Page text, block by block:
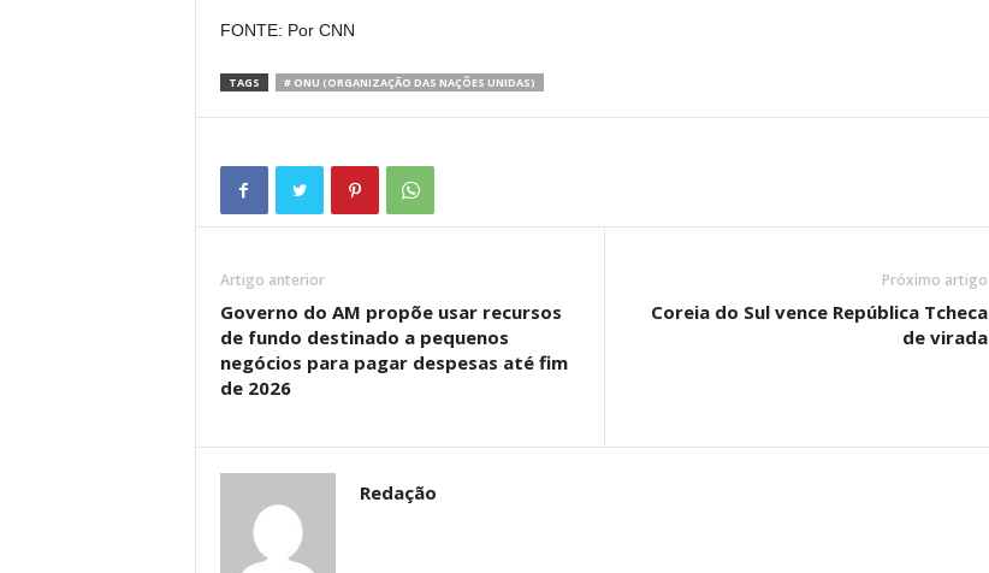
FONTE: Por CNN
TAGS # ONU (ORGANIZAÇÃO DAS NAÇÕES UNIDAS)
Artigo anterior
Governo do AM propõe usar recursos
de fundo destinado a pequenos
negócios para pagar despesas até fim
de 2026
Próximo artigo
Coreia do Sul vence República Tcheca
de virada
Redação